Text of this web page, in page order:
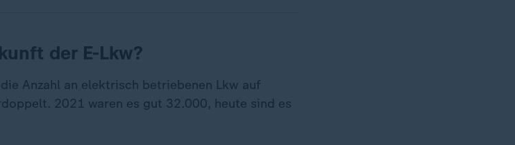
der E-Lkw?
Anzahl an elektrisch betriebenen Lkw auf
2021 waren es gut 32.000, heute sind es